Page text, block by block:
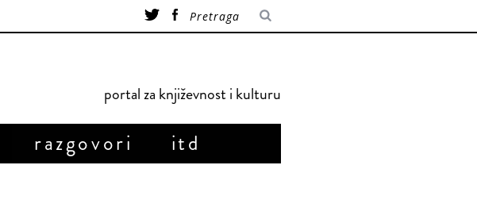
portal za književnost i kulturu
razgovori itd